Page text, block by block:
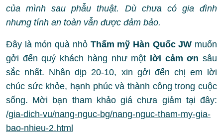
của mình sau phẫu thuật. Dù chưa có gia đình
nhưng tính an toàn vẫn được đảm bảo.
Đây là món quà nhỏ Thẩm mỹ Hàn Quốc JW muốn
gởi đến quý khách hàng như một
lời cảm ơn sâu
sắc nhất. Nhân dịp 20-10, xin gởi đến chị em lời
chúc sức khỏe, hạnh phúc và thành công trong cuộc
sống. Mời bạn tham khảo giá chưa giảm tại đây:
/gia-dich-vu/nang-nguc-bg/nang-nguc-tham-my-gia-
bao-nhieu-2.html